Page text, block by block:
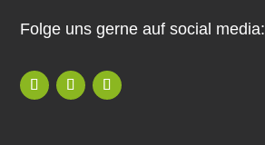
Folge uns gerne auf social media: